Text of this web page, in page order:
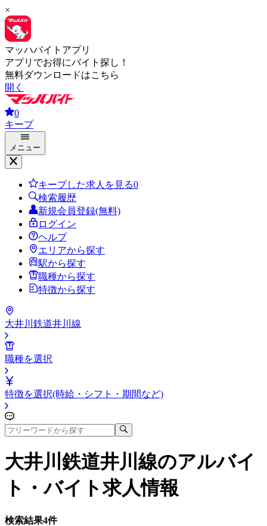
×
マッハバイトアプリ
アプリでお得にバイト探し！
無料ダウンロードはこちら
開く
0
キープ
メニュー
キープした求人を見る0
検索履歴
新規会員登録(無料)
ログイン
ヘルプ
エリアから探す
駅から探す
職種から探す
特徴から探す
大井川鉄道井川線
職種を選択
特徴を選択(時給・シフト・期間など)
大井川鉄道井川線のアルバイ
ト・バイト求人情報
検索結果4件